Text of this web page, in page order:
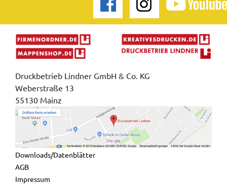
Druckbetrieb Lindner GmbH & Co. KG
Weberstraße 13
55130 Mainz
Downloads/Datenblätter
AGB
Impressum